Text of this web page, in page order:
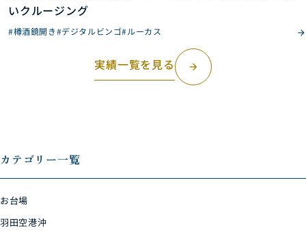
いクルージング
#樽酒鏡開き#デジタルビンゴ#ルーカス
実績一覧を見る arrow_forward
カテゴリー一覧
お台場
羽田空港沖